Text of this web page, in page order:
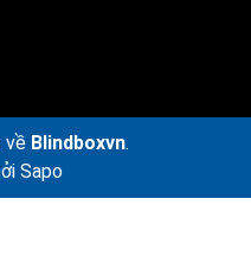
về Blindboxvn.
Sapo